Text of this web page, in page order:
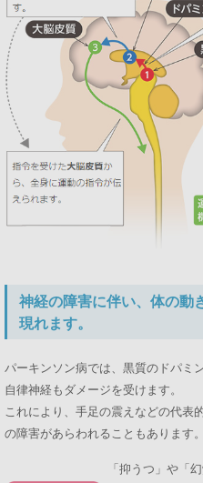
神経の障害に伴い、体の動
現れます。
パーキンソン病では、黒質のドパミ
自律神経もダメージを受けます。
これにより、手足の震えなどの代表
の障害があらわれることもあります。
「抑うつ」や「